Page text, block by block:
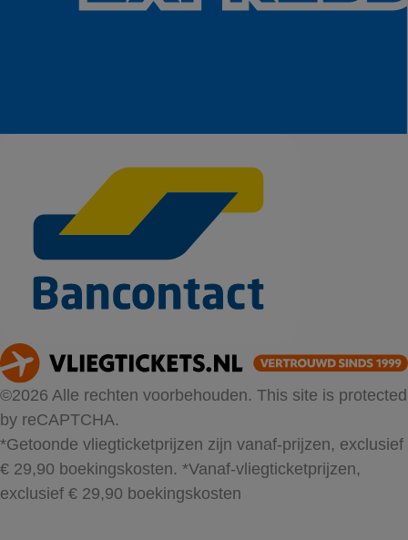
©2026 Alle rechten voorbehouden. This site is protected
by reCAPTCHA.
*Getoonde vliegticketprijzen zijn vanaf-prijzen, exclusief
€ 29,90 boekingskosten. *Vanaf-vliegticketprijzen,
exclusief € 29,90 boekingskosten